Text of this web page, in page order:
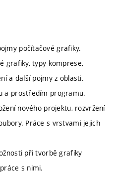
počítačové grafiky.
grafiky, typy komprese,
a další pojmy z oblasti.
a prostředím programu.
nového projektu, rozvržení
Práce s vrstvami jejich
při tvorbě grafiky
s nimi.